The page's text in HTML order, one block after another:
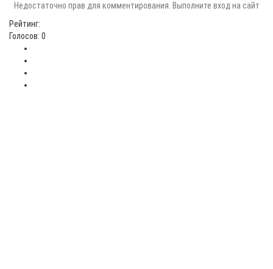
Недостаточно прав для комментирования. Выполните вход на сайт
Рейтинг:
Голосов: 0